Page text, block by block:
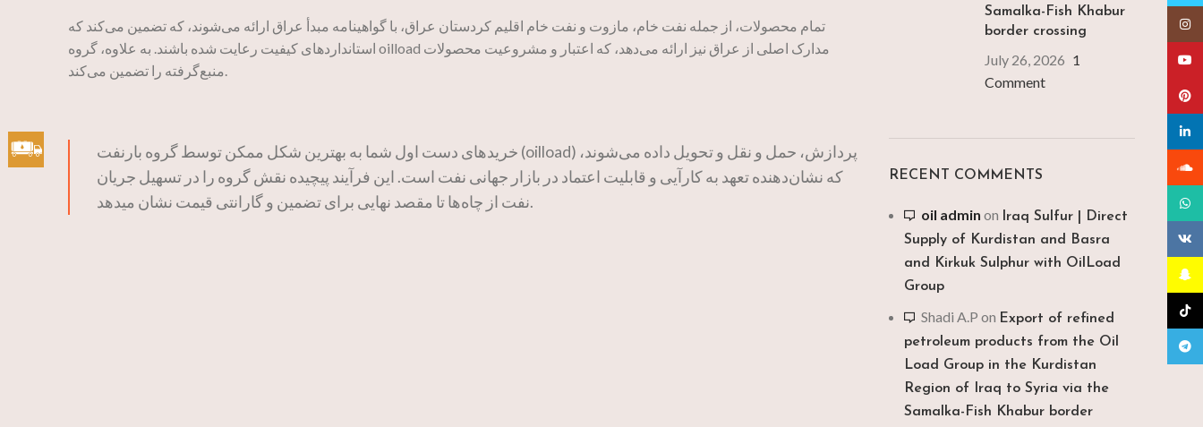
تمام محصولات، از جمله نفت خام، مازوت و نفت خام اقلیم کردستان عراق، با گواهینامه مبدأ عراق ارائه می‌شوند، که تضمین می‌کند که
استانداردهای کیفیت رعایت شده باشند. به علاوه، گروه oilload مدارک اصلی از عراق نیز ارائه می‌دهد، که اعتبار و مشروعیت محصولات
منبع‌گرفته را تضمین می‌کند.
خریدهای دست اول شما به بهترین شکل ممکن توسط گروه بارنفت (oilload) پردازش، حمل و نقل و تحویل داده می‌شوند،
که نشان‌دهنده تعهد به کارآیی و قابلیت اعتماد در بازار جهانی نفت است. این فرآیند پیچیده نقش گروه را در تسهیل جریان
نفت از چاه‌ها تا مقصد نهایی برای تضمین و گارانتی قیمت نشان میدهد.
Samalka-Fish Khabur
border crossing
July 26, 2026 1
Comment
RECENT COMMENTS
oil admin on
Iraq Sulfur | Direct
Supply of Kurdistan and Basra
and Kirkuk Sulphur with OilLoad
Group
Shadi A.P on Export of refined
petroleum products from the Oil
Load Group in the Kurdistan
Region of Iraq to Syria via the
Samalka-Fish Khabur border
VK